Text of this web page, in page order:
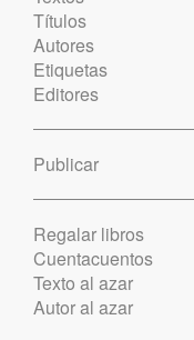
Títulos
Autores
Etiquetas
Editores
Publicar
Regalar libros
Cuentacuentos
Texto al azar
Autor al azar